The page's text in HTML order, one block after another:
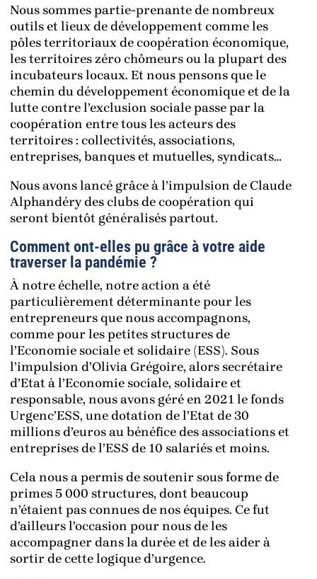
Nous sommes partie-prenante de nombreux
outils et lieux de développement comme les
pôles territoriaux de coopération économique,
les territoires zéro chômeurs ou la plupart des
incubateurs locaux. Et nous pensons que le
chemin du développement économique et de la
lutte contre l’exclusion sociale passe par la
coopération entre tous les acteurs des
territoires : collectivités, associations,
entreprises, banques et mutuelles, syndicats…
Nous avons lancé grâce à l’impulsion de Claude
Alphandéry des clubs de coopération qui
seront bientôt généralisés partout.
Comment ont-elles pu grâce à votre aide
traverser la pandémie ?
À notre échelle, notre action a été
particulièrement déterminante pour les
entrepreneurs que nous accompagnons,
comme pour les petites structures de
l’Economie sociale et solidaire (ESS). Sous
l’impulsion d’Olivia Grégoire, alors secrétaire
d’Etat à l’Economie sociale, solidaire et
responsable, nous avons géré en 2021 le fonds
Urgenc’ESS, une dotation de l’Etat de 30
millions d’euros au bénéfice des associations et
entreprises de l’ESS de 10 salariés et moins.
Cela nous a permis de soutenir sous forme de
primes 5 000 structures, dont beaucoup
n’étaient pas connues de nos équipes. Ce fut
d’ailleurs l’occasion pour nous de les
accompagner dans la durée et de les aider à
sortir de cette logique d’urgence.